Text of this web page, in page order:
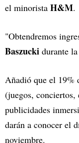
el minorista H&M.
"Obtendremos
Baszucki durante
Añadió que el 19%
(juegos, conciertos,
publicidades
darán a conocer el
noviembre.